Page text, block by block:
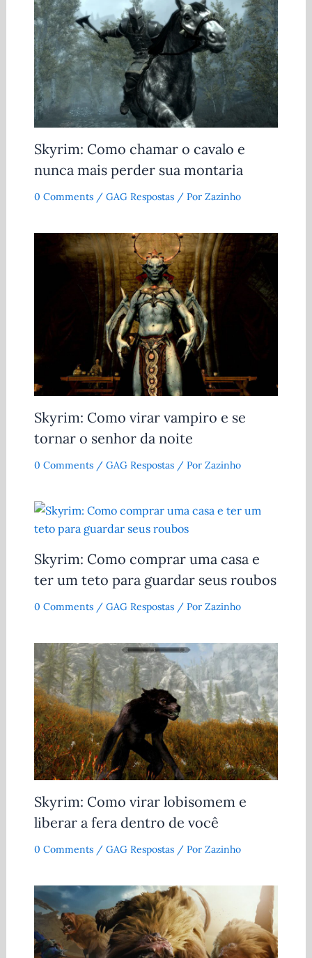
Skyrim: Como chamar o cavalo e
nunca mais perder sua montaria
0 Comments / GAG Respostas/ Por Zazinho
Skyrim: Como virar vampiro e se
tornar o senhor da noite
0 Comments / GAG Respostas/ Por Zazinho
Skyrim: Como comprar uma casa e
ter um teto para guardar seus roubos
0 Comments / GAG Respostas/ Por Zazinho
Skyrim: Como virar lobisomem e
liberar a fera dentro de você
0 Comments / GAG Respostas/ Por Zazinho